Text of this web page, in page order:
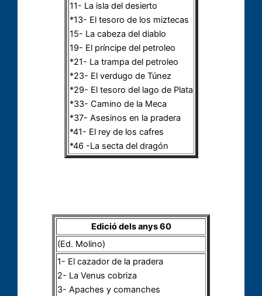
11- La isla del desierto
*13- El tesoro de los miztecas
15- La cabeza del diablo
19- El príncipe del petroleo
*21- La trampa del petroleo
*23- El verdugo de Túnez
*29- El tesoro del lago de Plata
*33- Camino de la Meca
*37- Asesinos en la pradera
*41- El rey de los cafres
*46 -La secta del dragón
Edició dels anys 60
(Ed. Molino)
1- El cazador de la pradera
2- La Venus cobriza
3- Apaches y comanches